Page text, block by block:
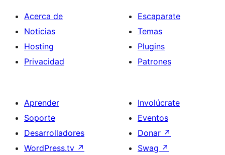
Acerca de
Noticias
Hosting
Privacidad
Escaparate
Temas
Plugins
Patrones
Aprender
Soporte
Desarrolladores
WordPress.tv ↗
Involúcrate
Eventos
Donar ↗
Swag ↗